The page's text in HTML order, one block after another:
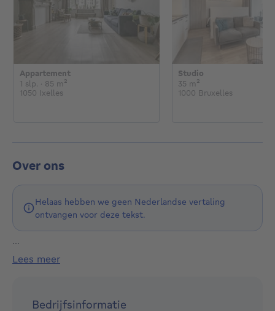
Appartement
1 slp. 1 slaapkamer
· 85 m²
1050 Ixelles
Studio
35 m²
1000 Bruxelles
Over ons
Helaas hebben we geen Nederlandse vertaling
ontvangen voor deze tekst.
Idéalement situé sur l’Avenue Louise, à côté du Bois
de la Cambre et du Square des Milliardaires, notre
Bruxelles-ville.
...
lees meer
Bedrijfsinformatie